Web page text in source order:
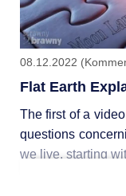
08.12.2022
Flat Earth
The first of a
questions
we live, starting